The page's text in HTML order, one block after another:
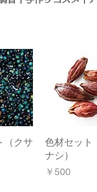
ュー
（クサ
クイック
色材セット
ナシ）
価格
￥500